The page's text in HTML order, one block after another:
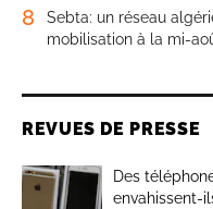
8
Sebta: un réseau
mobilisation à la mi-
REVUES DE PRESSE
Des
envahissent-